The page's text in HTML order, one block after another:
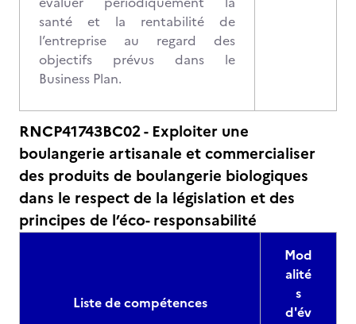
santé et la rentabilité de
l’entreprise au regard des
objectifs prévus dans le
Business Plan.
RNCP41743BC02 - Exploiter une
boulangerie artisanale et commercialiser
des produits de boulangerie biologiques
dans le respect de la législation et des
principes de l’éco- responsabilité
Liste de compétences
Mod
alité
s
d'év